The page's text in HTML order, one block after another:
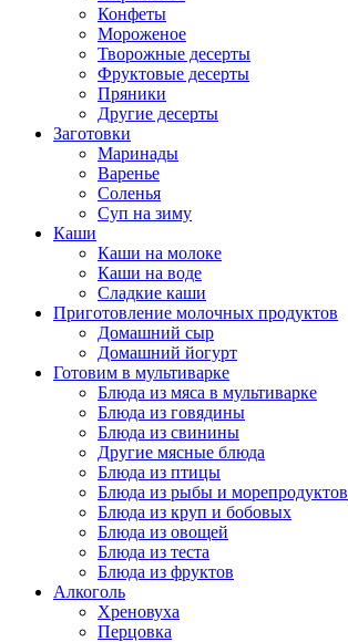
Конфеты
Мороженое
Творожные десерты
Фруктовые десерты
Пряники
Другие десерты
Заготовки
Маринады
Варенье
Соленья
Суп на зиму
Каши
Каши на молоке
Каши на воде
Сладкие каши
Приготовление молочных продуктов
Домашний сыр
Домашний йогурт
Готовим в мультиварке
Блюда из мяса в мультиварке
Блюда из говядины
Блюда из свинины
Другие мясные блюда
Блюда из птицы
Блюда из рыбы и морепродуктов
Блюда из круп и бобовых
Блюда из овощей
Блюда из теста
Блюда из фруктов
Алкоголь
Хреновуха
Перцовка